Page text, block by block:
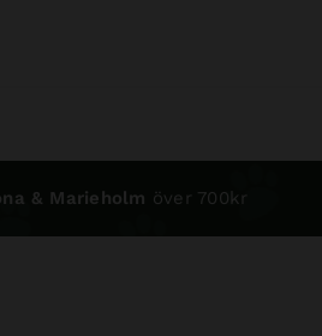
& Marieholm över 700kr